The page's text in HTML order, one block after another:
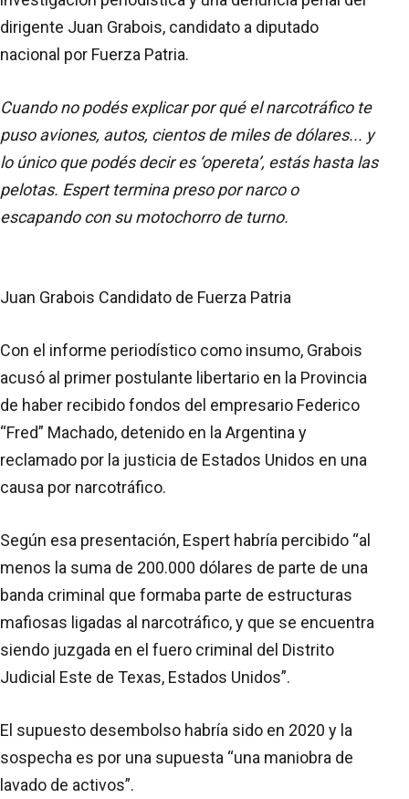
dirigente Juan Grabois, candidato a diputado
nacional por Fuerza Patria.
Cuando no podés explicar por qué el narcotráfico te
puso aviones, autos, cientos de miles de dólares... y
lo único que podés decir es ‘opereta’, estás hasta las
pelotas. Espert termina preso por narco o
escapando con su motochorro de turno.
Juan Grabois Candidato de Fuerza Patria
Con el informe periodístico como insumo, Grabois
acusó al primer postulante libertario en la Provincia
de haber recibido fondos del empresario Federico
“Fred” Machado, detenido en la Argentina y
reclamado por la justicia de Estados Unidos en una
causa por narcotráfico.
Según esa presentación, Espert habría percibido “al
menos la suma de 200.000 dólares de parte de una
banda criminal que formaba parte de estructuras
mafiosas ligadas al narcotráfico, y que se encuentra
siendo juzgada en el fuero criminal del Distrito
Judicial Este de Texas, Estados Unidos”.
El supuesto desembolso habría sido en 2020 y la
sospecha es por una supuesta “una maniobra de
lavado de activos”.